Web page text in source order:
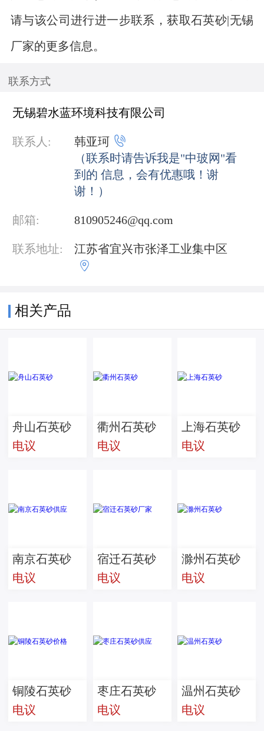
请与该公司进行进一步联系，获取石英砂|无锡
厂家的更多信息。
联系方式
无锡碧水蓝环境科技有限公司
联系人: 韩亚珂 
（联系时请告诉我是"中玻网"看
到的 信息，会有优惠哦！谢
谢！）
邮箱: 810905246@qq.com
联系地址: 江苏省宜兴市张泽工业集中区

相关产品
舟山石英砂
电议
衢州石英砂
电议
上海石英砂
电议
南京石英砂
供应
电议
宿迁石英砂
厂家
电议
滁州石英砂
电议
铜陵石英砂
价格
电议
枣庄石英砂
供应
电议
温州石英砂
电议